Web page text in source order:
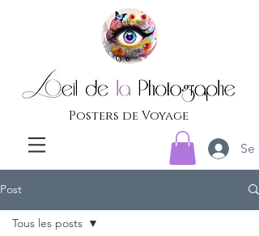
Posters de Voyage
Se
Post
Tous les posts